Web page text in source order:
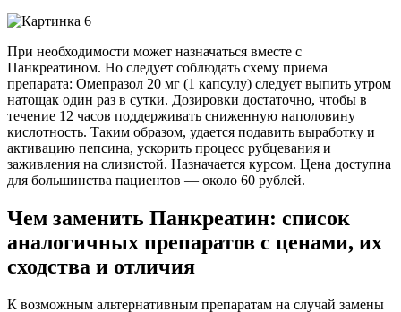
При необходимости может назначаться вместе с
Панкреатином. Но следует соблюдать схему приема
препарата: Омепразол 20 мг (1 капсулу) следует выпить утром
натощак один раз в сутки. Дозировки достаточно, чтобы в
течение 12 часов поддерживать сниженную наполовину
кислотность. Таким образом, удается подавить выработку и
активацию пепсина, ускорить процесс рубцевания и
заживления на слизистой. Назначается курсом. Цена доступна
для большинства пациентов — около 60 рублей.
Чем заменить Панкреатин: список
аналогичных препаратов с ценами, их
сходства и отличия
К возможным альтернативным препаратам на случай замены